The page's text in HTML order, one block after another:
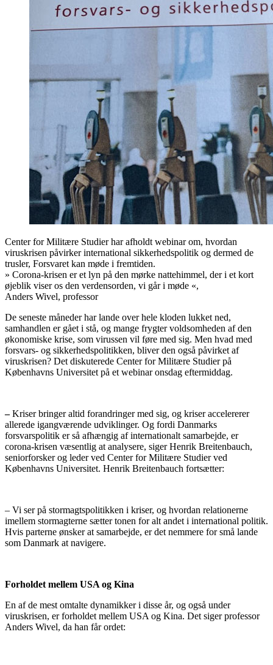
Center for Militære Studier har afholdt webinar om, hvordan
viruskrisen påvirker international sikkerhedspolitik og dermed de
trusler, Forsvaret kan møde i fremtiden.
» Corona-krisen er et lyn på den mørke nattehimmel, der i et kort
øjeblik viser os den verdensorden, vi går i møde «,
Anders Wivel, professor
De seneste måneder har lande over hele kloden lukket ned,
samhandlen er gået i stå, og mange frygter voldsomheden af den
økonomiske krise, som virussen vil føre med sig. Men hvad med
forsvars- og sikkerhedspolitikken, bliver den også påvirket af
viruskrisen? Det diskuterede Center for Militære Studier på
Københavns Universitet på et webinar onsdag eftermiddag.
–Kriser bringer altid forandringer med sig, og kriser accelererer
allerede igangværende udviklinger. Og fordi Danmarks
forsvarspolitik er så afhængig af internationalt samarbejde, er
corona-krisen væsentlig at analysere, siger Henrik Breitenbauch,
seniorforsker og leder ved Center for Militære Studier ved
Københavns Universitet. Henrik Breitenbauch fortsætter:
– Vi ser på stormagtspolitikken i kriser, og hvordan relationerne
imellem stormagterne sætter tonen for alt andet i international politik.
Hvis parterne ønsker at samarbejde, er det nemmere for små lande
som Danmark at navigere.
Forholdet mellem USA og Kina
En af de mest omtalte dynamikker i disse år, og også under
viruskrisen, er forholdet mellem USA og Kina. Det siger professor
Anders Wivel, da han får ordet: